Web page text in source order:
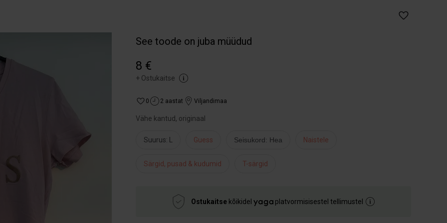
See toode on juba müüdud
8 €
+ Ostukaitse
0 2 aastat Viljandimaa
Vähe kantud, originaal
Suurus: L Guess Seisukord: Hea Naistele
Särgid, pusad & kudumid T-särgid
Ostukaitse kõikidel platvormisisestel tellimustel